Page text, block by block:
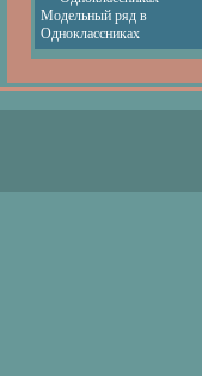
Модельный ряд в
Одноклассниках